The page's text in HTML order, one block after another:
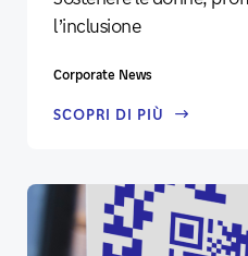
l’inclusione
Corporate News
SCOPRI DI PIÙ